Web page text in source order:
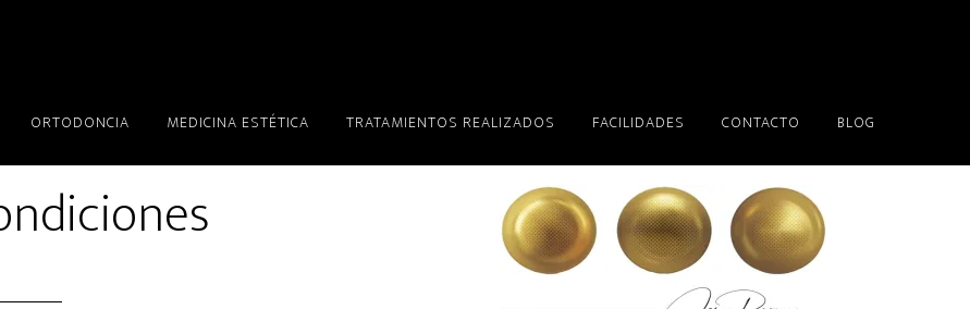
ORTODONCIA MEDICINA ESTÉTICA TRATAMIENTOS REALIZADOS FACILIDADES CONTACTO BLOG